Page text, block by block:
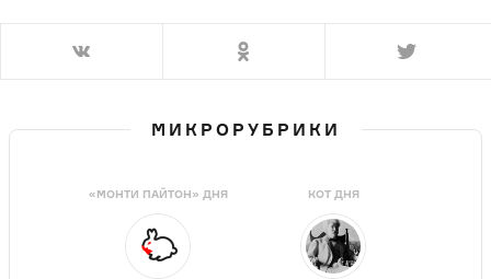
МИКРОРУБРИКИ
«МОНТИ ПАЙТОН» ДНЯ КОТ ДНЯ